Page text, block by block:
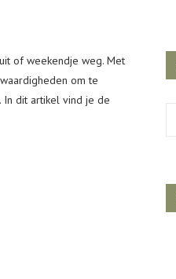
of weekendje weg. Met
om te
In dit artikel vind je de